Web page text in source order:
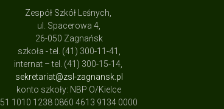
Zespół Szkół Leśnych,
ul. Spacerowa 4,
26-050 Zagnańsk
szkoła - tel. (41) 300-11-41,
internat – tel. (41) 300-15-14,
sekretariat@zsl-zagnansk.pl
konto szkoły: NBP O/Kielce
51 1010 1238 0860 4613 9134 0000